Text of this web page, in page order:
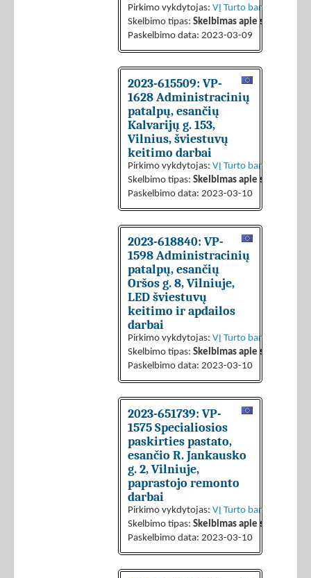
Pirkimo vykdytojas: VĮ Turto bankas
Skelbimo tipas: Skelbimas apie sutarties
Paskelbimo data: 2023-03-09
2023-615509: VP-
1628 Administracinių
patalpų, esančių
Kalvarijų g. 153,
Vilnius, šviestuvų
keitimo darbai
Pirkimo vykdytojas: VĮ Turto bankas
Skelbimo tipas: Skelbimas apie sutarties
Paskelbimo data: 2023-03-10
2023-618840: VP-
1598 Administracinių
patalpų, esančių
Oršos g. 8, Vilniuje,
LED šviestuvų
keitimo ir apdailos
darbai
Pirkimo vykdytojas: VĮ Turto bankas
Skelbimo tipas: Skelbimas apie sutarties
Paskelbimo data: 2023-03-10
2023-651739: VP-
1575 Specialiosios
paskirties pastato,
esančio R. Jankausko
g. 2, Vilniuje,
paprastojo remonto
darbai
Pirkimo vykdytojas: VĮ Turto bankas
Skelbimo tipas: Skelbimas apie sutarties
Paskelbimo data: 2023-03-10